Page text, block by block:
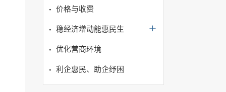
价格与收费
稳经济增动能惠民生
优化营商环境
利企惠民、助企纾困